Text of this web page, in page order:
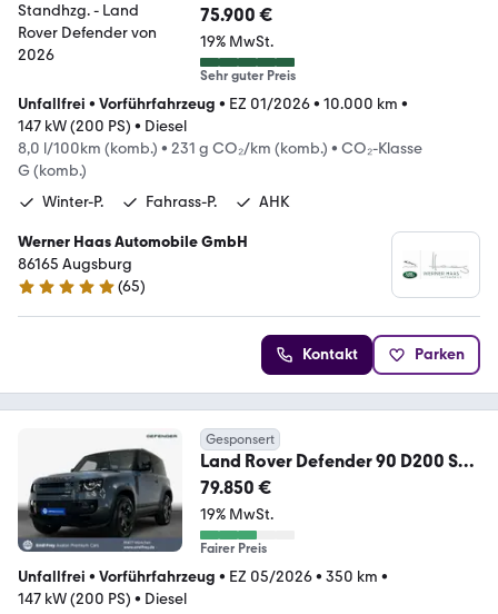
75.900 €
19% MwSt.
Sehr guter Preis
Unfallfrei • Vorführfahrzeug • EZ 01/2026• 10.000 km •
147 kW (200 PS) • Diesel
8,0 l/100km (komb.) • 231 g CO₂/km (komb.) • CO₂-Klasse
G (komb.)
Winter-P.
Fahrass-P. AHK
Werner Haas Automobile GmbH
86165 Augsburg
4.8 Sterne
(65)
Kontakt Parken
Gesponsert
Land Rover Defender 90 D200 S
147 kW, 3-türig (Diesel)
79.850 €
19% MwSt.
Fairer Preis
Unfallfrei • Vorführfahrzeug • EZ 05/2026• 350 km •
147 kW (200 PS) • Diesel